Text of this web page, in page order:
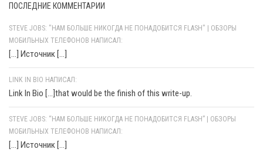
ПОСЛЕДНИЕ КОММЕНТАРИИ
STEVE JOBS: "НАМ БОЛЬШЕ НИКОГДА НЕ ПОНАДОБИТСЯ FLASH" | ОБЗОРЫ
МОБИЛЬНЫХ ТЕЛЕФОНОВ НАПИСАЛ:
[…] Источник […]
LINK IN BIO НАПИСАЛ:
Link In Bio [...]that would be the finish of this write-up.
STEVE JOBS: “НАМ БОЛЬШЕ НИКОГДА НЕ ПОНАДОБИТСЯ FLASH” | ОБЗОРЫ
МОБИЛЬНЫХ ТЕЛЕФОНОВ НАПИСАЛ:
[…] Источник […]